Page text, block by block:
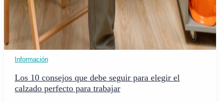
Información
Los 10 consejos que debe seguir para elegir el
calzado perfecto para trabajar